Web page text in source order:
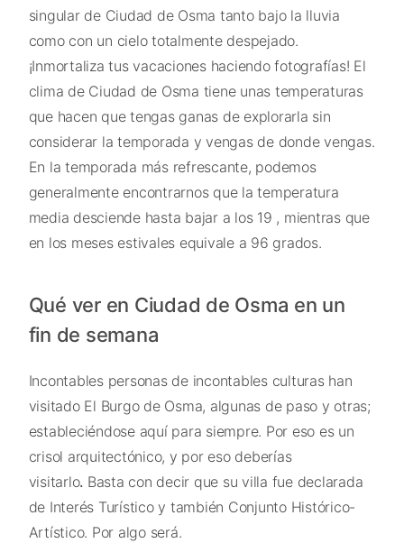
singular de Ciudad de Osma tanto bajo la lluvia
como con un cielo totalmente despejado.
¡Inmortaliza tus vacaciones haciendo fotografías! El
clima de Ciudad de Osma tiene unas temperaturas
que hacen que tengas ganas de explorarla sin
considerar la temporada y vengas de donde vengas.
En la temporada más refrescante, podemos
generalmente encontrarnos que la temperatura
media desciende hasta bajar a los 19 , mientras que
en los meses estivales equivale a 96 grados.
Qué ver en Ciudad de Osma en un
fin de semana
Incontables personas de incontables culturas han
visitado El Burgo de Osma, algunas de paso y otras;
estableciéndose aquí para siempre. Por eso es un
crisol arquitectónico, y por eso deberías
visitarlo. Basta con decir que su villa fue declarada
de Interés Turístico y también Conjunto Histórico-
Artístico. Por algo será.